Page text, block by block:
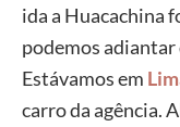
ida a Huacachina
podemos
Estávamos em
carro da agência.